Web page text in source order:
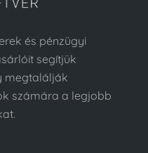
és pénzügyi
segítjük
megtalálják
számára a legjobb